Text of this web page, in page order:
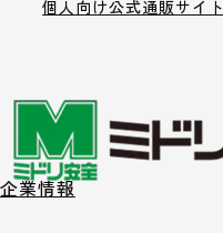
個人向け公式通販サイト
企業情報